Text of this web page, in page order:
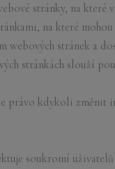
stránky, na
na které
webových stránek a
stránkách slouží
právo kdykoli změnit
soukromí